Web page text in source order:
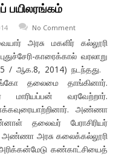
பயிலரங்கம்
No Comment
அரசு மகளிர் கல்லூரி
காரைக்கால் வரலாறு
/ ஆக.8, 2014) நடந்தது.
தலைமை தாங்கினார்.
மாரியப்பன் வரவேற்றார்.
அண்ணா
தலைவர் பேராசிரியர்
அண்ணா அரசு கலைக்கல்லூரி
அரிக்கன்மேடு கண்காட்சியைத்